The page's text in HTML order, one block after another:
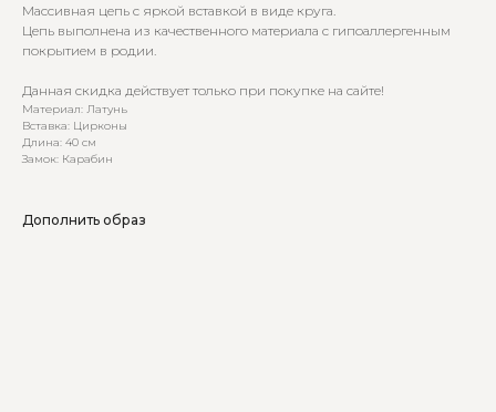
Массивная цепь с яркой вставкой в виде круга.
Цепь выполнена из качественного материала с гипоаллергенным
покрытием в родии.
Данная скидка действует только при покупке на сайте!
Материал: Латунь
Вставка: Цирконы
Длина: 40 см
Замок: Карабин
Дополнить образ